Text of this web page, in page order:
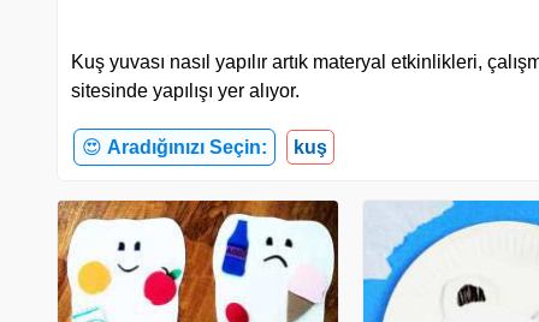
Kuş yuvası nasıl yapılır artık materyal etkinlikleri,
sitesinde yapılışı yer alıyor.
😍 Aradığınızı Seçin: kuş